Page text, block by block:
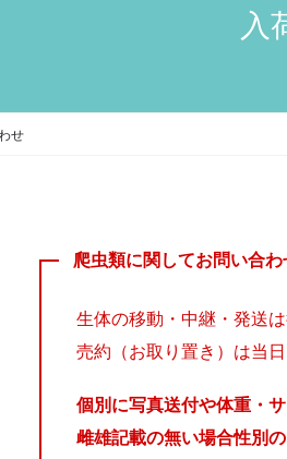
入
せ
爬虫類に関してお問い合
生体の移動・中継・発送
売約（お取り置き）は当
個別に写真送付や体重・
雌雄記載の無い場合性別